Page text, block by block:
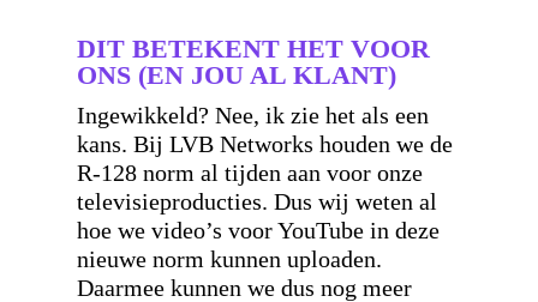
DIT BETEKENT HET VOOR
ONS (EN JOU AL KLANT)
Ingewikkeld? Nee, ik zie het als een
kans. Bij LVB Networks houden we de
R-128 norm al tijden aan voor onze
televisieproducties. Dus wij weten al
hoe we video’s voor YouTube in deze
nieuwe norm kunnen uploaden.
Daarmee kunnen we dus nog meer